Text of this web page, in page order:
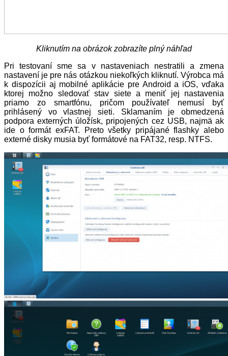
Kliknutím na obrázok zobrazíte plný náhľad
Pri testovaní sme sa v nastaveniach nestratili a zmena
nastavení je pre nás otázkou niekoľkých kliknutí. Výrobca má
k dispozícii aj mobilné aplikácie pre Android a iOS, vďaka
ktorej možno sledovať stav siete a meniť jej nastavenia
priamo zo smartfónu, pričom používateľ nemusí byť
prihlásený vo vlastnej sieti. Sklamaním je obmedzená
podpora externých úložísk, pripojených cez USB, najmä ak
ide o formát exFAT. Preto všetky pripájané flashky alebo
externé disky musia byť formátové na FAT32, resp. NTFS.